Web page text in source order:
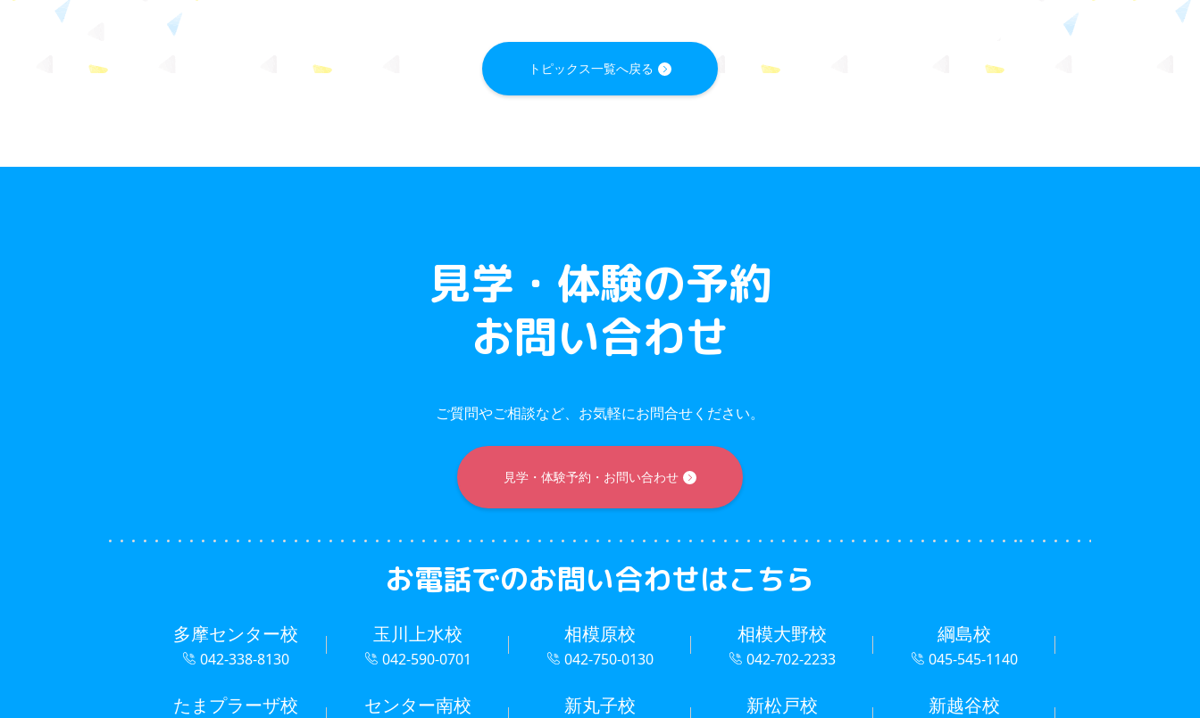
トピックス一覧へ戻る
見学・体験の予約
お問い合わせ
ご質問やご相談など、お気軽にお問合せください。
見学・体験予約・お問い合わせ
お電話でのお問い合わせはこちら
多摩センター校
042-338-8130
玉川上水校
042-590-0701
相模原校
042-750-0130
相模大野校
042-702-2233
綱島校
045-545-1140
たまプラーザ校 センター南校 新丸子校 新松戸校 新越谷校